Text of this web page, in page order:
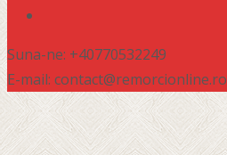
Suna-ne: +40770532249
E-mail: contact@remorcionline.ro